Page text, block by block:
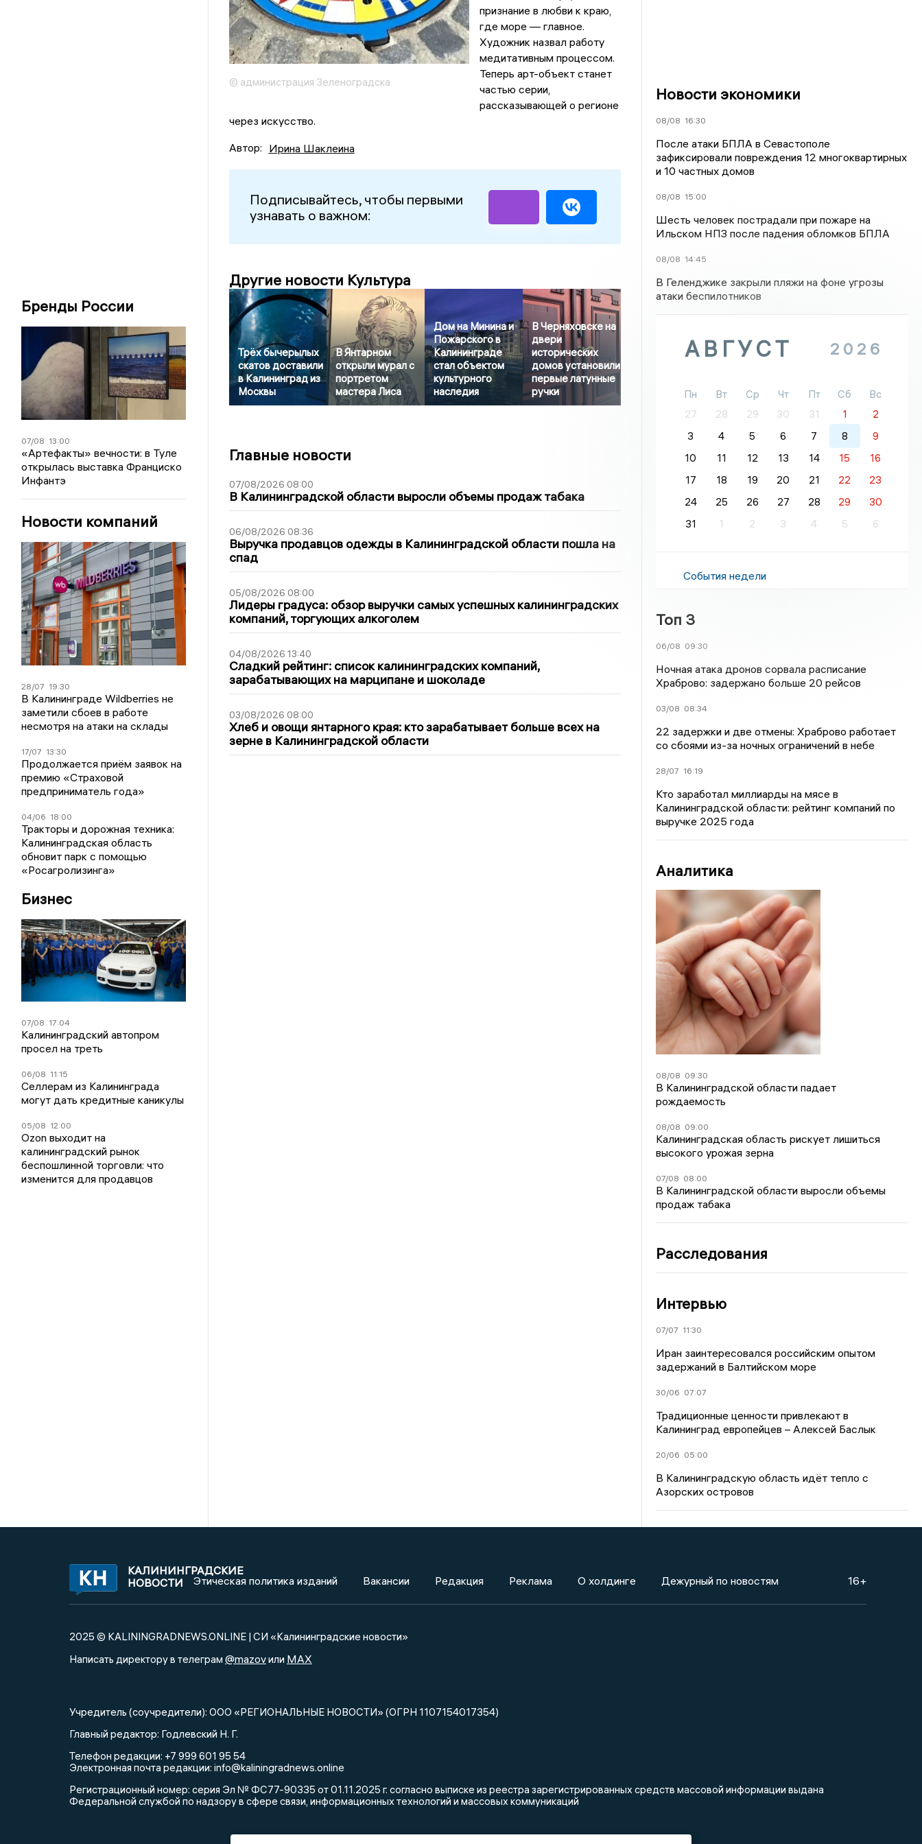
Бренды России
07/08 13:00
«Артефакты» вечности: в Туле
открылась выставка Франциско
Инфантэ
Новости компаний
28/07 19:30
В Калининграде Wildberries не
заметили сбоев в работе
несмотря на атаки на склады
17/07 13:30
Продолжается приём заявок на
премию «Страховой
предприниматель года»
04/06 18:00
Тракторы и дорожная техника:
Калининградская область
обновит парк с помощью
«Росагролизинга»
Бизнес
07/08 17:04
Калининградский автопром
просел на треть
06/08 11:15
Селлерам из Калининграда
могут дать кредитные каникулы
05/08 12:00
Ozon выходит на
калининградский рынок
беспошлинной торговли: что
изменится для продавцов
© администрация Зеленоградска
признание в любви к краю,
где море — главное.
Художник назвал работу
медитативным процессом.
Теперь арт-объект станет
частью серии,
рассказывающей о регионе
через искусство.
Автор: Ирина Шаклеина
Подписывайтесь, чтобы первыми
узнавать о важном:
Другие новости Культура
Трёх бычерылых
скатов доставили
в Калининград из
Москвы
В Янтарном
открыли мурал с
портретом
мастера Лиса
Дом на Минина и
Пожарского в
Калининграде
стал объектом
культурного
наследия
В Черняховске на
двери
исторических
домов установили
первые латунные
ручки
Главные новости
07/08/2026 08:00
В Калининградской области выросли объемы продаж табака
06/08/2026 08:36
Выручка продавцов одежды в Калининградской области пошла на
спад
05/08/2026 08:00
Лидеры градуса: обзор выручки самых успешных калининградских
компаний, торгующих алкоголем
04/08/2026 13:40
Сладкий рейтинг: список калининградских компаний,
зарабатывающих на марципане и шоколаде
03/08/2026 08:00
Хлеб и овощи янтарного края: кто зарабатывает больше всех на
зерне в Калининградской области
Новости экономики
08/08 16:30
После атаки БПЛА в Севастополе
зафиксировали повреждения 12 многоквартирных
и 10 частных домов
08/08 15:00
Шесть человек пострадали при пожаре на
Ильском НПЗ после падения обломков БПЛА
08/08 14:45
В Геленджике закрыли пляжи на фоне угрозы
атаки беспилотников
АВГУСТ 2026
Пн Вт Ср Чт Пт Сб
Вс
27
28 29 30 31 1
2
3
4 5 6 7 8
9
10
11 12 13 14 15
16
17
18 19 20 21 22
23
24
25 26 27 28 29
30
31
1 2 3 4 5 6
События недели
Топ 3
06/08 09:30
Ночная атака дронов сорвала расписание
Храброво: задержано больше 20 рейсов
03/08 08:34
22 задержки и две отмены: Храброво работает
со сбоями из-за ночных ограничений в небе
28/07 16:19
Кто заработал миллиарды на мясе в
Калининградской области: рейтинг компаний по
выручке 2025 года
Аналитика
08/08 09:30
В Калининградской области падает
рождаемость
08/08 09:00
Калининградская область рискует лишиться
высокого урожая зерна
07/08 08:00
В Калининградской области выросли объемы
продаж табака
Расследования
Интервью
07/07 11:30
Иран заинтересовался российским опытом
задержаний в Балтийском море
30/06 07:07
Традиционные ценности привлекают в
Калининград европейцев – Алексей Баслык
20/06 05:00
В Калининградскую область идёт тепло с
Азорских островов
КАЛИНИНГРАДСКИЕ
НОВОСТИ
Этическая политика изданий Вакансии Редакция Реклама О холдинге Дежурный по новостям 16+
2025 © KALININGRADNEWS.ONLINE | СИ «Калининградские новости»
Написать директору в телеграм @mazovили MAX
Учредитель (соучредители): ООО «РЕГИОНАЛЬНЫЕ НОВОСТИ» (ОГРН 1107154017354)
Главный редактор: Годлевский Н. Г.
Телефон редакции: +7 999 601 95 54
Электронная почта редакции: info@kaliningradnews.online
Регистрационный номер: серия Эл № ФС77-90335 от 01.11.2025 г. согласно выписке из реестра зарегистрированных средств массовой информации выдана
Федеральной службой по надзору в сфере связи, информационных технологий и массовых коммуникаций